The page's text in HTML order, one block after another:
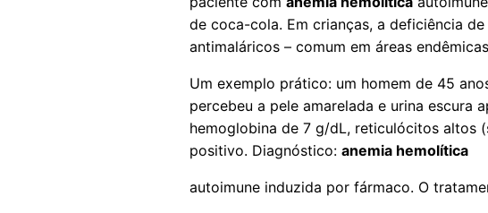
de coca-cola. Em crianças, a deficiência
antimaláricos – comum em áreas
Um exemplo prático: um homem de 45
percebeu a pele amarelada e urina escura
hemoglobina de 7 g/dL, reticulócitos altos
positivo. Diagnóstico: anemia hemolítica
autoimune induzida por fármaco. O